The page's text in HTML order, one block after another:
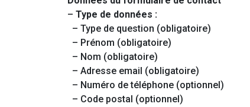
– Type de données :
– Type de question (obligatoire)
– Prénom (obligatoire)
– Nom (obligatoire)
– Adresse email (obligatoire)
– Numéro de téléphone (optionnel)
– Code postal (optionnel)